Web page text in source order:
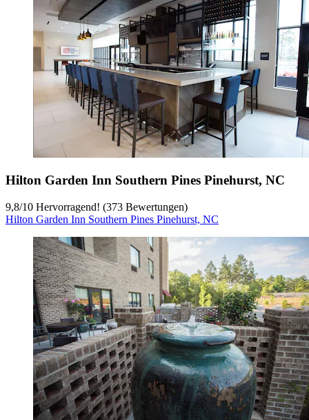
Hilton Garden Inn Southern Pines Pinehurst, NC
9,8/10 Hervorragend! (373 Bewertungen)
Hilton Garden Inn Southern Pines Pinehurst, NC